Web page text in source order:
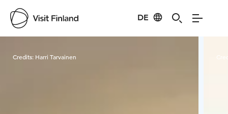
DE
Credits: Harri Tarvainen